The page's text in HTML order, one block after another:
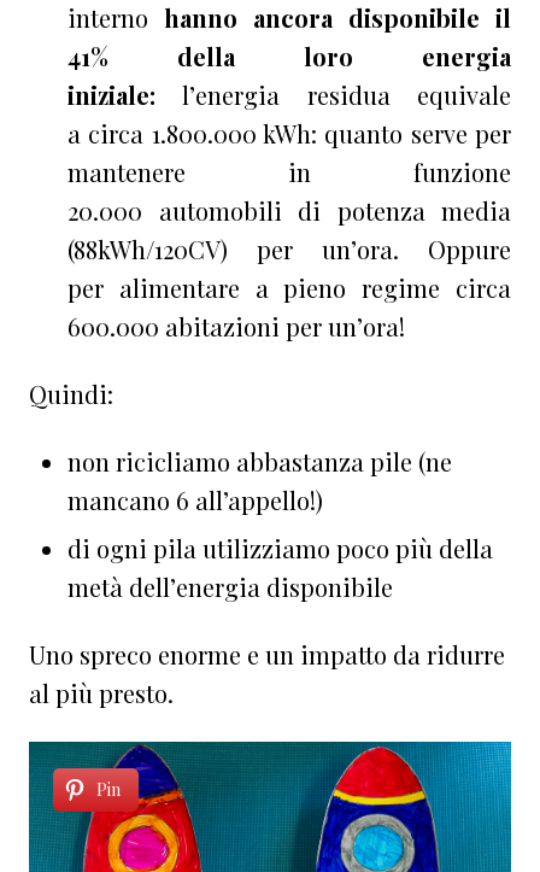
interno hanno ancora disponibile il
41% della loro energia
iniziale:l’energia residua equivale
a circa 1.800.000 kWh: quanto serve per
mantenere in funzione
20.000 automobili di potenza media
(88kWh/120CV) per un’ora. Oppure
per alimentare a pieno regime circa
600.000 abitazioni per un’ora!
Quindi:
non ricicliamo abbastanza pile (ne
mancano 6 all’appello!)
di ogni pila utilizziamo poco più della
metà dell’energia disponibile
Uno spreco enorme e un impatto da ridurre
al più presto.
Pin